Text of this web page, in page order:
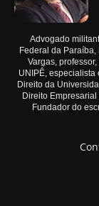
Advogado
Federal da
Vargas,
UNIPÊ,
Direito da
Direito
Fundador do